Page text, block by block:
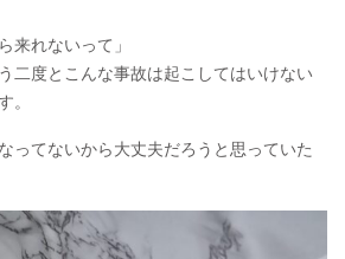
来れないって」
二度とこんな事故は起こしてはいけない
。
ってないから大丈夫だろうと思っていた